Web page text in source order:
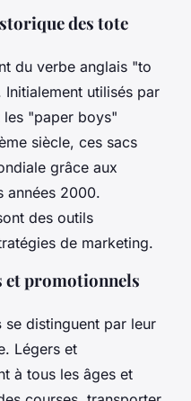
des tote
du verbe anglais "to
utilisés par
les "paper boys"
siècle, ces sacs
grâce aux
années 2000.
des outils
de marketing.
et promotionnels
se distinguent par leur
Légers et
à tous les âges et